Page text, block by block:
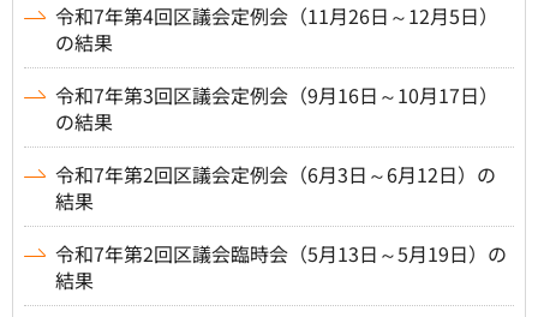
令和7年第4回区議会定例会（11月26日～12月5日）
の結果
令和7年第3回区議会定例会（9月16日～10月17日）
の結果
令和7年第2回区議会定例会（6月3日～6月12日）の
結果
令和7年第2回区議会臨時会（5月13日～5月19日）の
結果